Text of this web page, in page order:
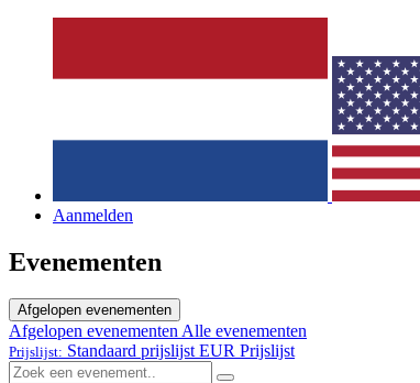
Aanmelden
Evenementen
Afgelopen evenementen
Afgelopen evenementenAlle evenementen
Prijslijst: Standaard prijslijst EUR Prijslijst